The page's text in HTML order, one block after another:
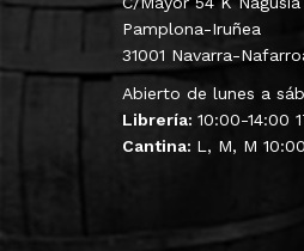
Pamplona-Iruñea
31001 Navarra-
Abierto de lunes a
Librería: 10:00-14:00
Cantina: L, M, M